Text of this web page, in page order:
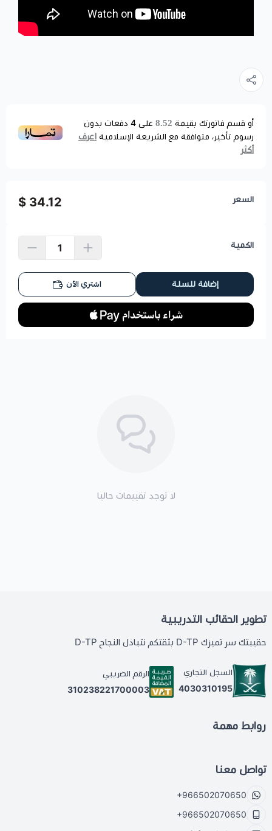
أو قسم فاتورتك بقيمة 8.52 على 4 دفعات بدون
رسوم تأخير، متوافقة مع الشريعة الإسلامية اعرف
أكثر
السعر 34.12 $
الكمية
إضافة للسلة اشتري الآن
لا توجد تقييمات حاليا
تطوير الحقائب التدريبية
حقيبتك سر تميزك D-TP بثقتكم نتبادل النجاح D-TP
السجل التجاري
4030310195
الرقم الضريبي
310238221700003
روابط مهمة
تواصل معنا
+966502070650
+966502070650